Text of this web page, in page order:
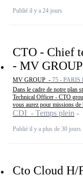
Publié il y a 24 jours
CTO - Chief
- MV GROUP
MV GROUP - 75 - PARIS
Dans le cadre de notre plan
Technical Officer - CTO
vous aurez pour missions de
CDI - Temps plein
Publié il y a plus de 30 jours
Cto Cloud H/